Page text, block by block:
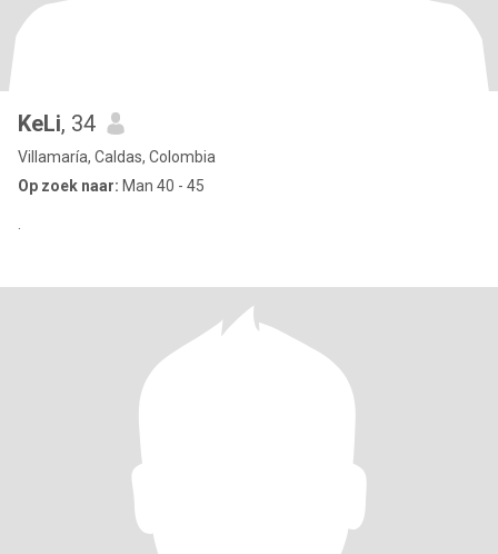
KeLi, 34
Villamaría, Caldas, Colombia
Op zoek naar: Man 40 - 45